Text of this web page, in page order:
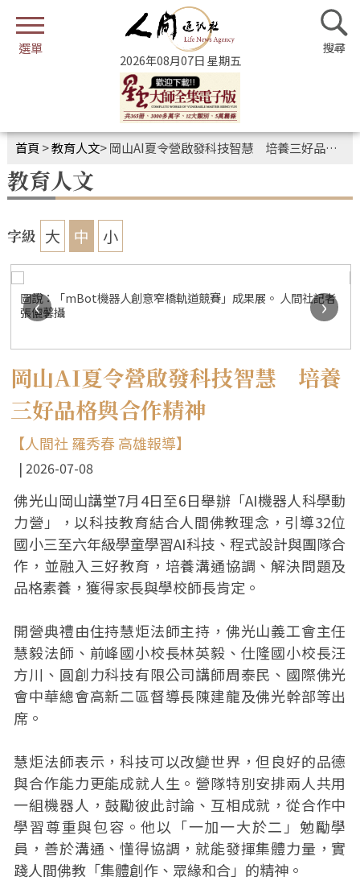
2026年08月07日 星期五
首頁 >教育人文>岡山AI夏令營啟發科技智慧 培養三好品格與合作精神
教育人文
字級 大 中 小
圖說：「mBot機器人創意窄橋軌道競賽」成果展。 人間社記者
張儷馨攝
‹ ›
岡山AI夏令營啟發科技智慧 培養
三好品格與合作精神
【人間社 羅秀春 高雄報導】
2026-07-08
佛光山岡山講堂7月4日至6日舉辦「AI機器人科學動
力營」，以科技教育結合人間佛教理念，引導32位
國小三至六年級學童學習AI科技、程式設計與團隊合
作，並融入三好教育，培養溝通協調、解決問題及
品格素養，獲得家長與學校師長肯定。
開營典禮由住持慧炬法師主持，佛光山義工會主任
慧毅法師、前峰國小校長林英毅、仕隆國小校長汪
方川、圓創力科技有限公司講師周泰民、國際佛光
會中華總會高新二區督導長陳建龍及佛光幹部等出
席。
慧炬法師表示，科技可以改變世界，但良好的品德
與合作能力更能成就人生。營隊特別安排兩人共用
一組機器人，鼓勵彼此討論、互相成就，從合作中
學習尊重與包容。他以「一加一大於二」勉勵學
員，善於溝通、懂得協調，就能發揮集體力量，實
踐人間佛教「集體創作、眾緣和合」的精神。